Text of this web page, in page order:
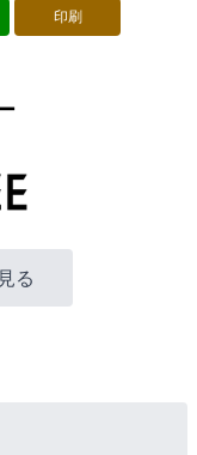
印刷
る